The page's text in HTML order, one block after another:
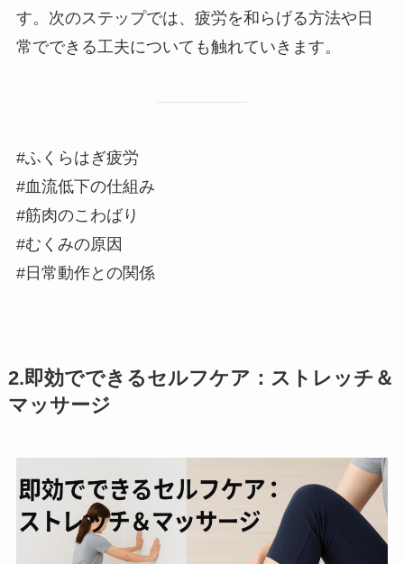
す。次のステップでは、疲労を和らげる方法や日
常でできる工夫についても触れていきます。
#ふくらはぎ疲労
#血流低下の仕組み
#筋肉のこわばり
#むくみの原因
#日常動作との関係
2.即効でできるセルフケア：ストレッチ＆
マッサージ